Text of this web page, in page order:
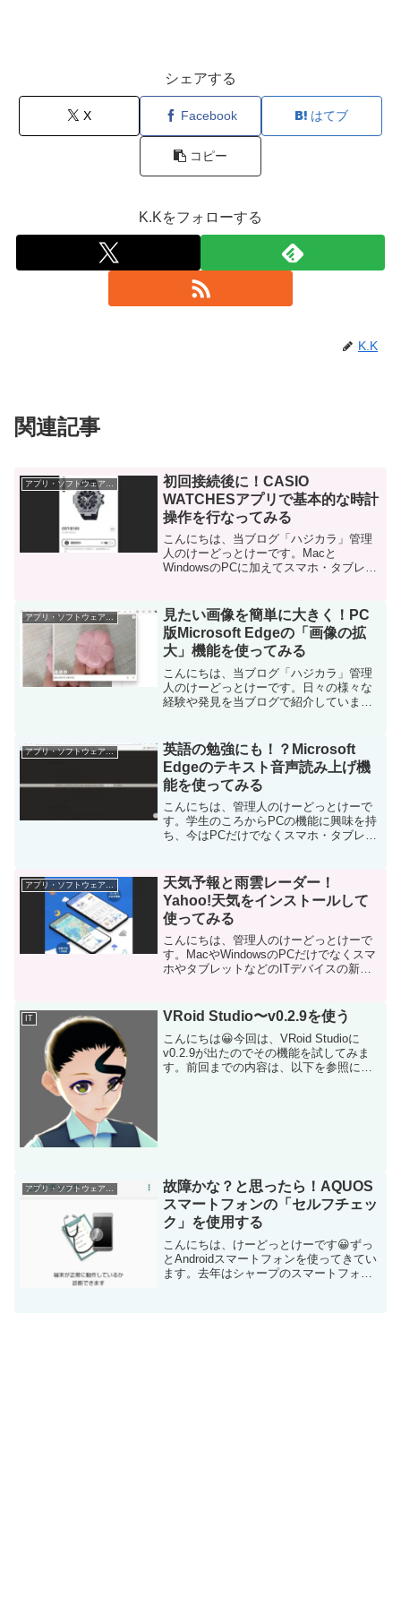
シェアする
X Facebook はてブ
コピー
K.Kをフォローする
K.K
関連記事
アプリ・ソフトウェア・サービス
初回接続後に！CASIO
WATCHESアプリで基本的な時計
操作を行なってみる
こんにちは、当ブログ「ハジカラ」管理
人のけーどっとけーです。Macと
WindowsのPCに加えてスマホ・タブレッ
発見を当ブログで紹介しています。ほぼ
毎日更新しています！...
アプリ・ソフトウェア・サービス
見たい画像を簡単に大きく！PC
版Microsoft Edgeの「画像の拡
大」機能を使ってみる
こんにちは、当ブログ「ハジカラ」管理
人のけーどっとけーです。日々の様々な
経験や発見を当ブログで紹介していま
す。今回は、PC版Microsoft Edgeの機能
「画像の拡...
アプリ・ソフトウェア・サービス
英語の勉強にも！？Microsoft
Edgeのテキスト音声読み上げ機
能を使ってみる
こんにちは、管理人のけーどっとけーで
す。学生のころからPCの機能に興味を持
ち、今はPCだけでなくスマホ・タブレッ
のOSはMacですが、ずっと使っている
OSはWin...
アプリ・ソフトウェア・サービス
天気予報と雨雲レーダー！
Yahoo!天気をインストールして
使ってみる
こんにちは、管理人のけーどっとけーで
す。MacやWindowsのPCだけでなくスマ
ホやタブレットなどのITデバイスの新機
かったことや発見したことなどをまとめ
IT VRoid Studio〜v0.2.9を使う
こんにちは😀今回は、VRoid Studioに
v0.2.9が出たのでその機能を試してみま
す。前回までの内容は、以下を参照にし
アプリ・ソフトウェア・サービス
故障かな？と思ったら！AQUOS
スマートフォンの「セルフチェッ
ク」を使用する
こんにちは、けーどっとけーです😀ずっ
とAndroidスマートフォンを使ってきてい
ます。去年はシャープのスマートフォン